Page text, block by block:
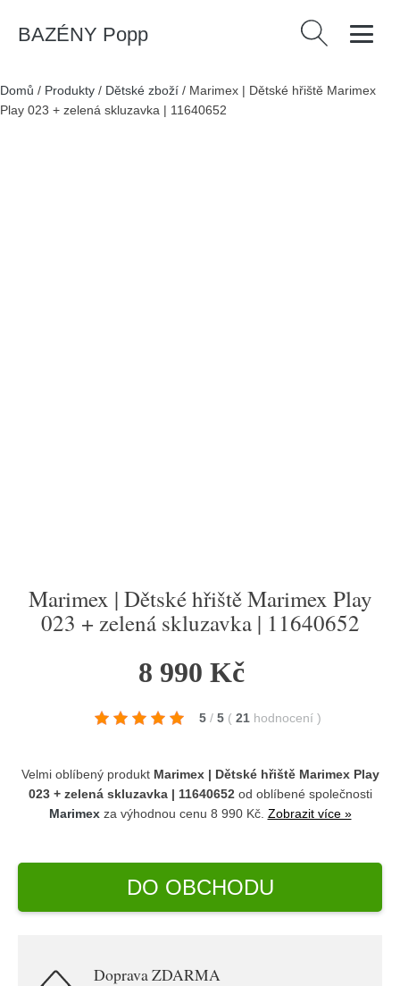
BAZÉNY Popp Vyhledávání
Domů / Produkty / Dětské zboží / Marimex | Dětské hřiště Marimex
Play 023 + zelená skluzavka | 11640652
Marimex | Dětské hřiště Marimex Play
023 + zelená skluzavka | 11640652
8 990 Kč
5 / 5 ( 21 hodnocení )
Velmi oblíbený produkt Marimex | Dětské hřiště Marimex Play
023 + zelená skluzavka | 11640652od oblíbené společnosti
Marimexza výhodnou cenu 8 990 Kč. Zobrazit více »
DO OBCHODU
Doprava ZDARMA